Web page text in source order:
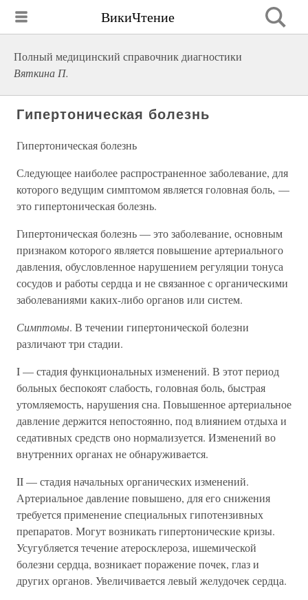
ВикиЧтение
Полный медицинский справочник диагностики
Вяткина П.
Гипертоническая болезнь
Гипертоническая болезнь
Следующее наиболее распространенное заболевание, для
которого ведущим симптомом является головная боль, —
это гипертоническая болезнь.
Гипертоническая болезнь — это заболевание, основным
признаком которого является повышение артериального
давления, обусловленное нарушением регуляции тонуса
сосудов и работы сердца и не связанное с органическими
заболеваниями каких-либо органов или систем.
Симптомы. В течении гипертонической болезни
различают три стадии.
I — стадия функциональных изменений. В этот период
больных беспокоят слабость, головная боль, быстрая
утомляемость, нарушения сна. Повышенное артериальное
давление держится непостоянно, под влиянием отдыха и
седативных средств оно нормализуется. Изменений во
внутренних органах не обнаруживается.
II — стадия начальных органических изменений.
Артериальное давление повышено, для его снижения
требуется применение специальных гипотензивных
препаратов. Могут возникать гипертонические кризы.
Усугубляется течение атеросклероза, ишемической
болезни сердца, возникает поражение почек, глаз и
других органов. Увеличивается левый желудочек сердца.